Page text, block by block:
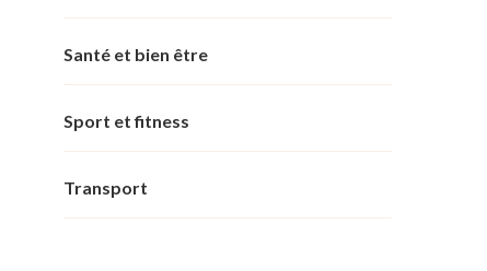
Santé et bien être
Sport et fitness
Transport